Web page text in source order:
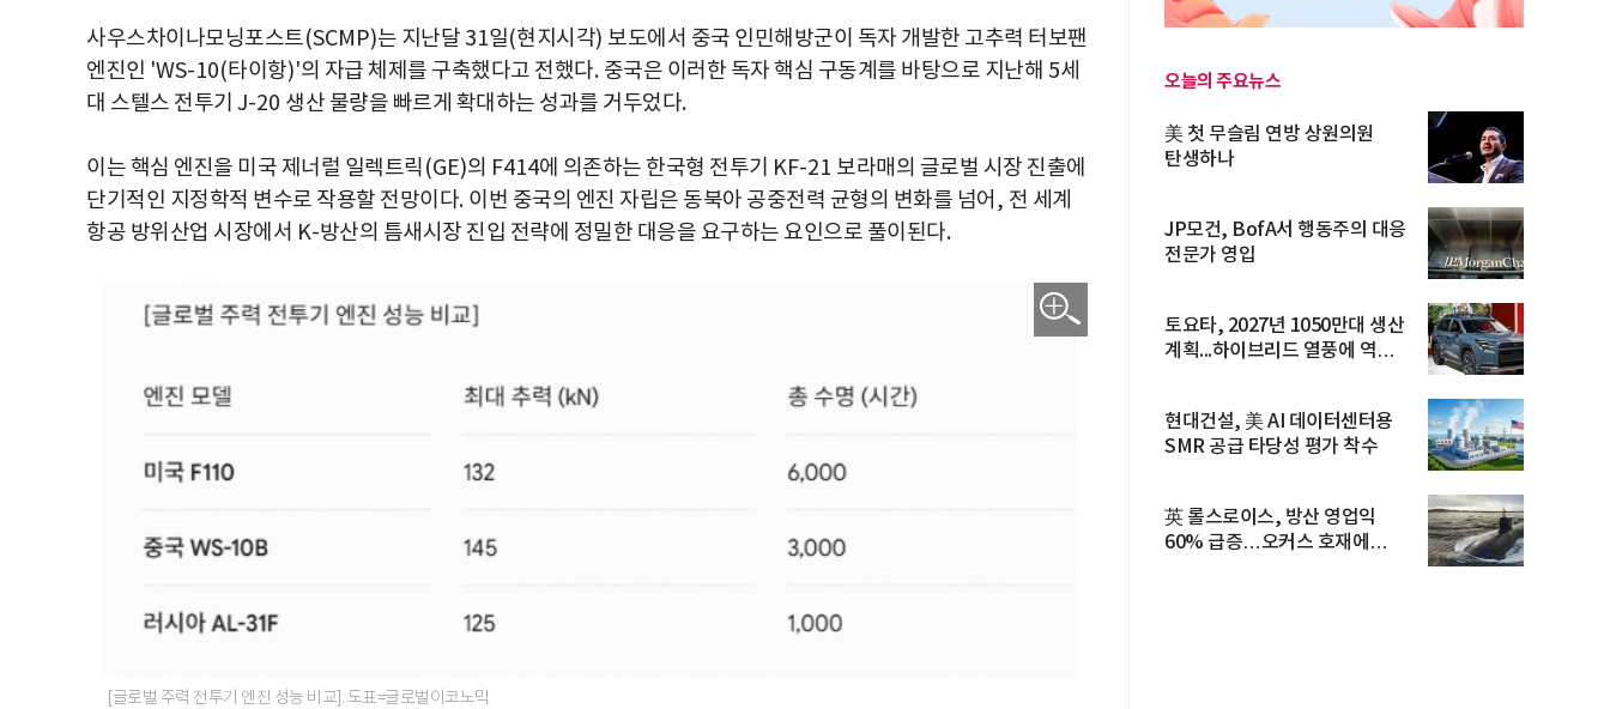
사우스차이나모닝포스트(SCMP)는 지난달 31일(현지시각) 보도에서 중국 인민해방군이 독자 개발한 고추력 터보팬
엔진인 'WS-10(타이항)'의 자급 체제를 구축했다고 전했다. 중국은 이러한 독자 핵심 구동계를 바탕으로 지난해 5세
대 스텔스 전투기 J-20 생산 물량을 빠르게 확대하는 성과를 거두었다.
이는 핵심 엔진을 미국 제너럴 일렉트릭(GE)의 F414에 의존하는 한국형 전투기 KF-21 보라매의 글로벌 시장 진출에
단기적인 지정학적 변수로 작용할 전망이다. 이번 중국의 엔진 자립은 동북아 공중전력 균형의 변화를 넘어 , 전 세계
항공 방위산업 시장에서 K-방산의 틈새시장 진입 전략에 정밀한 대응을 요구하는 요인으로 풀이된다.
[글로벌 주력 전투기 엔진 성능 비교]. 도표=글로벌이코노믹
오늘의 주요뉴스
美 첫 무슬림 연방 상원의원
탄생하나
JP모건, BofA서 행동주의 대응
전문가 영입
토요타, 2027년 1050만대 생산
계획...하이브리드 열풍에 역대
현대건설, 美 AI 데이터센터용
SMR 공급 타당성 평가 착수
英 롤스로이스, 방산 영업익
60% 급증…오커스 호재에